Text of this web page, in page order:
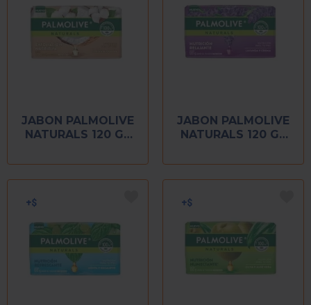
JABON PALMOLIVE
NATURALS 120 GR
JABON PALMOLIVE
NATURALS 120 GR